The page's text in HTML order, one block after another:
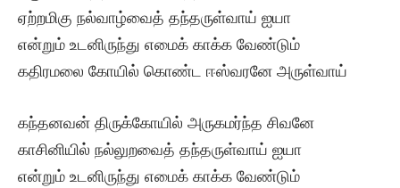
ஏற்றமிகு நல்வாழ்வைத் தந்தருள்வாய் ஐயா
என்றும் உடனிருந்து எமைக் காக்க வேண்டும்
கதிரமலை கோயில் கொண்ட ஈஸ்வரனே அருள்வாய்
கந்தனவன் திருக்கோயில் அருகமர்ந்த சிவனே
காசினியில் நல்லுறவைத் தந்தருள்வாய் ஐயா
என்றும் உடனிருந்து எமைக் காக்க வேண்டும்